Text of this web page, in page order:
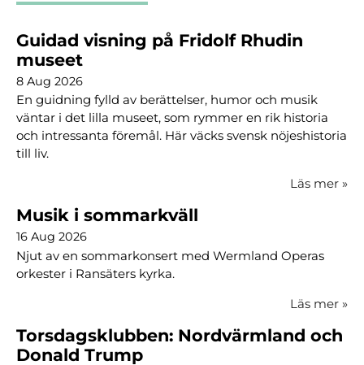
Guidad visning på Fridolf Rhudin
museet
8 Aug 2026
En guidning fylld av berättelser, humor och musik
väntar i det lilla museet, som rymmer en rik historia
och intressanta föremål. Här väcks svensk nöjeshistoria
till liv.
Läs mer »
Musik i sommarkväll
16 Aug 2026
Njut av en sommarkonsert med Wermland Operas
orkester i Ransäters kyrka.
Läs mer »
Torsdagsklubben: Nordvärmland och
Donald Trump